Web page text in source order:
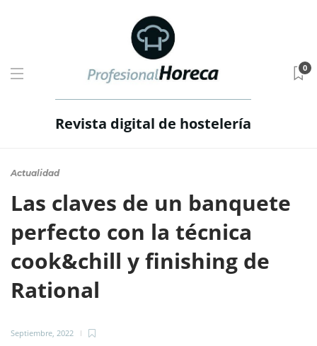
Revista digital de hostelería
0
Actualidad
Las claves de un banquete
perfecto con la técnica
cook&chill y finishing de
Rational
Septiembre, 2022